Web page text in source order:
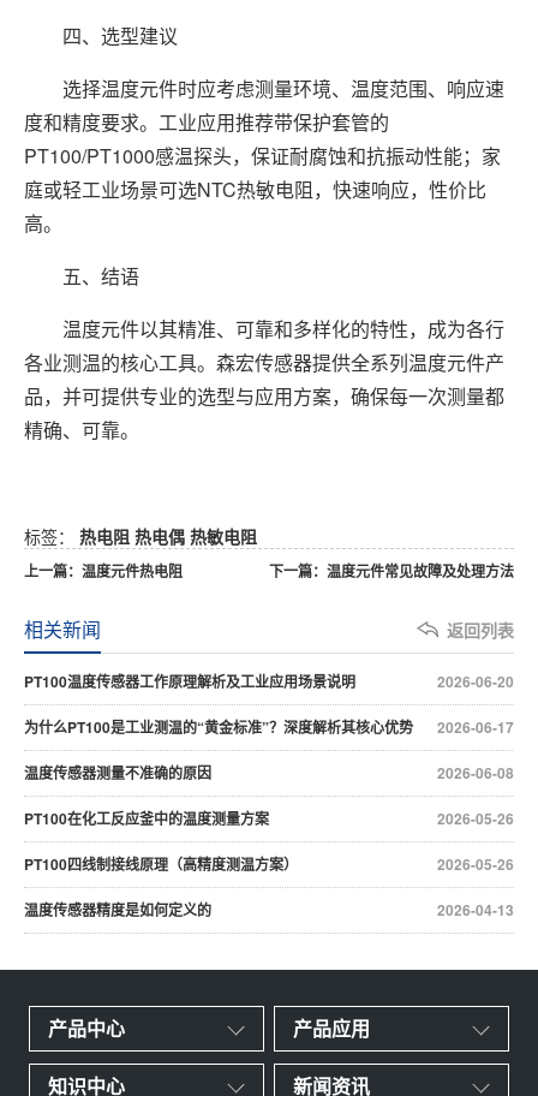
四、选型建议
选择温度元件时应考虑测量环境、温度范围、响应速
度和精度要求。工业应用推荐带保护套管的
PT100/PT1000感温探头，保证耐腐蚀和抗振动性能；家
庭或轻工业场景可选NTC热敏电阻，快速响应，性价比
高。
五、结语
温度元件以其精准、可靠和多样化的特性，成为各行
各业测温的核心工具。森宏传感器提供全系列温度元件产
品，并可提供专业的选型与应用方案，确保每一次测量都
精确、可靠。
标签： 热电阻 热电偶 热敏电阻
上一篇：温度元件热电阻 下一篇：温度元件常见故障及处理方法
返回列表
相关新闻
2026-06-20
PT100温度传感器工作原理解析及工业应用场景说明
2026-06-17
为什么PT100是工业测温的“黄金标准”？深度解析其核心优势
2026-06-08
温度传感器测量不准确的原因
2026-05-26
PT100在化工反应釜中的温度测量方案
2026-05-26
PT100四线制接线原理（高精度测温方案）
2026-04-13
温度传感器精度是如何定义的
产品中心 产品应用
知识中心 新闻资讯